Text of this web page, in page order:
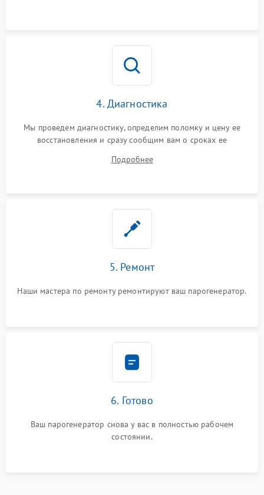
4. Диагностика
Мы проведем диагностику, определим поломку и цену ее
восстановления и сразу сообщим вам о сроках ее
Подробнее
5. Ремонт
Наши мастера по ремонту ремонтируют ваш парогенератор.
6. Готово
Ваш парогенератор снова у вас в полностью рабочем
состоянии.